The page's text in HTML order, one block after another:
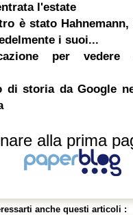
l'estate
è stato Hahnemann,
i suoi...
per vedere
di storia da Google
alla prima
anche questi articoli :